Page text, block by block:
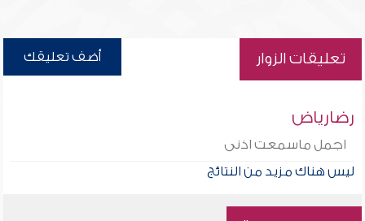
تعليقات الزوار أضف تعليقك
رضارياض
اجمل ماسمعت اذنى
ليس هناك مزيد من النتائج